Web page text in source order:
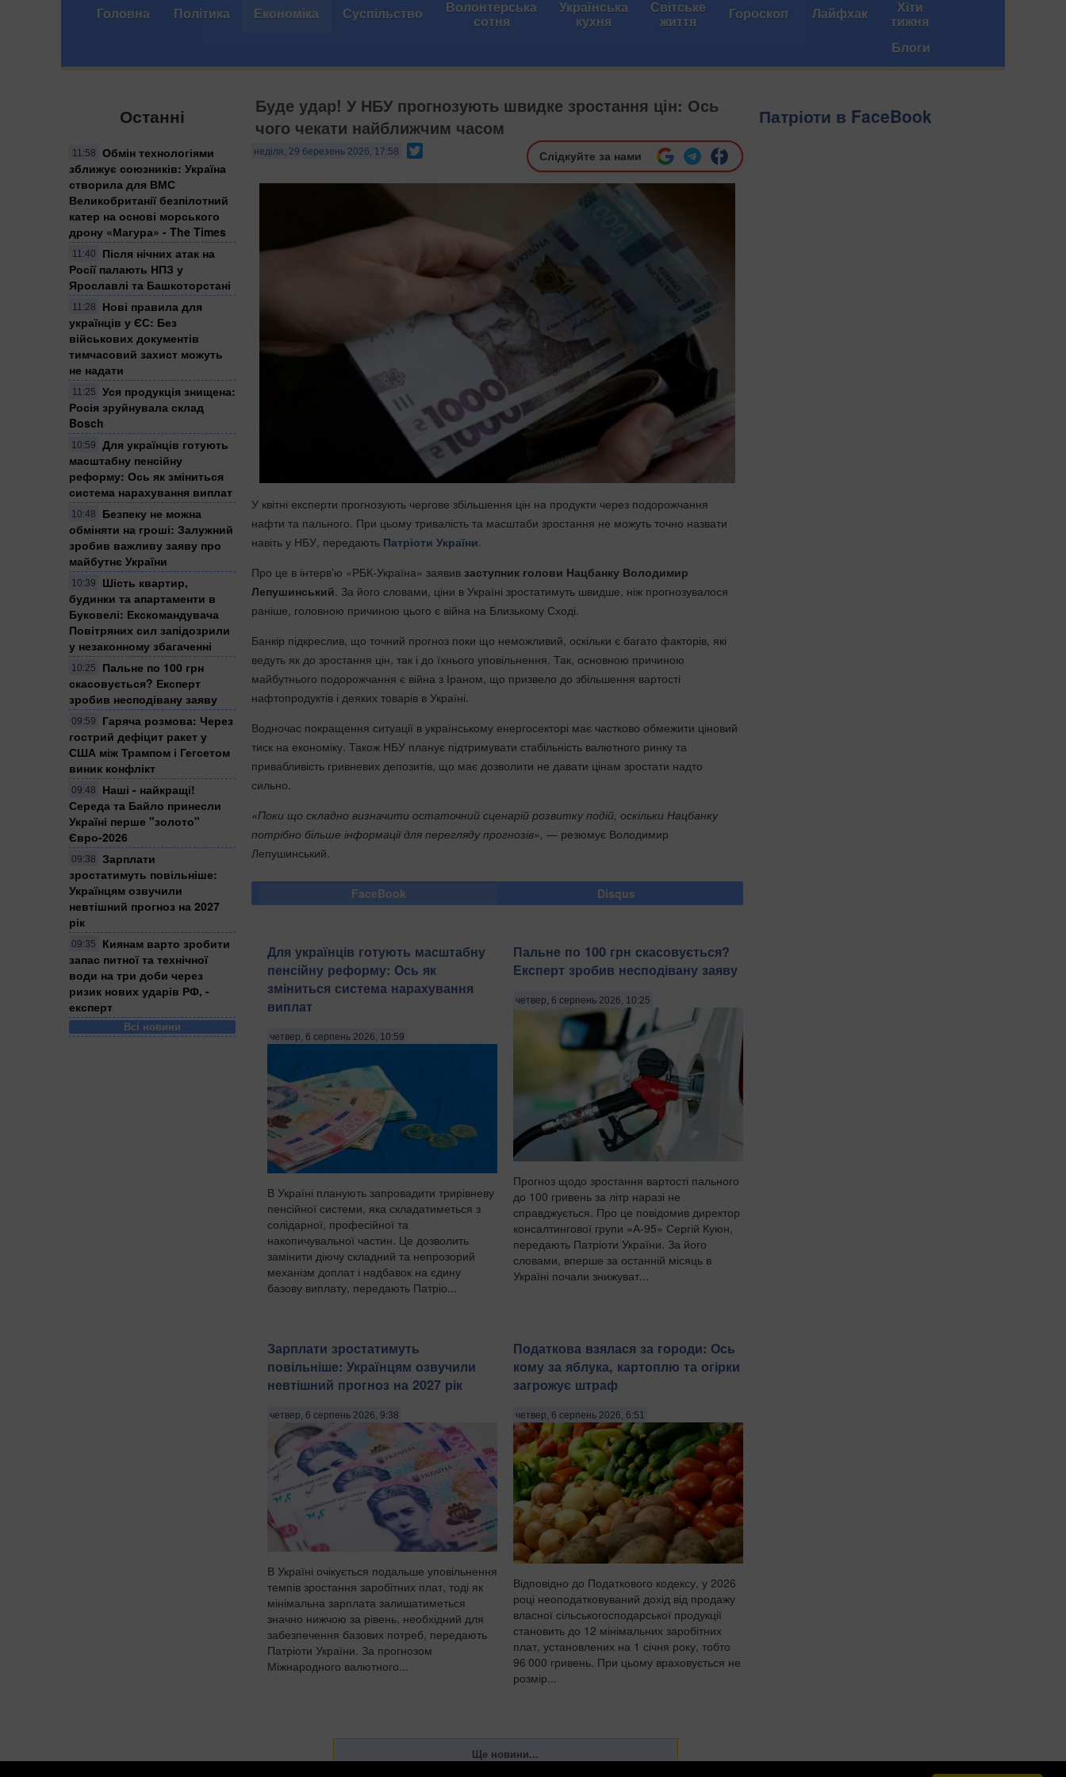
Головна Політика Економіка Суспільство Волонтерська
сотня
Українська
кухня
Світське
життя Гороскоп Лайфхак Хіти
тижня
Блоги
Останні
11:58
Обмін технологіями
зближує союзників: Україна
створила для ВМС
Великобританії безпілотний
катер на основі морського
дрону «Магура» - The Times
11:40
Після нічних атак на
Росії палають НПЗ у
Ярославлі та Башкоторстані
11:28
Нові правила для
українців у ЄС: Без
військових документів
тимчасовий захист можуть
не надати
11:25
Уся продукція знищена:
Росія зруйнувала склад
Bosch
10:59
Для українців готують
масштабну пенсійну
реформу: Ось як зміниться
система нарахування виплат
10:48
Безпеку не можна
обміняти на гроші: Залужний
зробив важливу заяву про
майбутнє України
10:39
Шість квартир,
будинки та апартаменти в
Буковелі: Екскомандувача
Повітряних сил запідозрили
у незаконному збагаченні
10:25
Пальне по 100 грн
скасовується? Експерт
зробив несподівану заяву
09:59
Гаряча розмова: Через
гострий дефіцит ракет у
США між Трампом і Гегсетом
виник конфлікт
09:48
Наші - найкращі!
Середа та Байло принесли
Україні перше "золото"
Євро-2026
09:38
Зарплати
зростатимуть повільніше:
Українцям озвучили
невтішний прогноз на 2027
рік
09:35
Киянам варто зробити
запас питної та технічної
води на три доби через
ризик нових ударів РФ, -
експерт
Всі новини
Буде удар! У НБУ прогнозують швидке зростання цін: Ось
чого чекати найближчим часом
неділя, 29 березень 2026, 17:58 Слідкуйте за нами
У квітні експерти прогнозують чергове збільшення цін на продукти через подорожчання
нафти та пального. При цьому тривалість та масштаби зростання не можуть точно назвати
навіть у НБУ, передають Патріоти України.
Про це в інтерв'ю «РБК-Україна» заявив заступник голови Нацбанку Володимир
Лепушинський. За його словами, ціни в Україні зростатимуть швидше, ніж прогнозувалося
раніше, головною причиною цього є війна на Близькому Сході.
Банкір підкреслив, що точний прогноз поки що неможливий, оскільки є багато факторів, які
ведуть як до зростання цін, так і до їхнього уповільнення. Так, основною причиною
майбутнього подорожчання є війна з Іраном, що призвело до збільшення вартості
нафтопродуктів і деяких товарів в Україні.
Водночас покращення ситуації в українському енергосекторі має частково обмежити ціновий
тиск на економіку. Також НБУ планує підтримувати стабільність валютного ринку та
привабливість гривневих депозитів, що має дозволити не давати цінам зростати надто
сильно.
«Поки що складно визначити остаточний сценарій розвитку подій, оскільки Нацбанку
потрібно більше інформації для перегляду прогнозів», — резюмує Володимир
Лепушинський.
FaceBook Disqus
Для українців готують масштабну
пенсійну реформу: Ось як
зміниться система нарахування
виплат
четвер, 6 серпень 2026, 10:59
В Україні планують запровадити трирівневу
пенсійної системи, яка складатиметься з
солідарної, професійної та
накопичувальної частин. Це дозволить
замінити діючу складний та непрозорий
механізм доплат і надбавок на єдину
базову виплату, передають Патріо...
Пальне по 100 грн скасовується?
Експерт зробив несподівану заяву
четвер, 6 серпень 2026, 10:25
Прогноз щодо зростання вартості пального
до 100 гривень за літр наразі не
справджується. Про це повідомив директор
консалтингової групи «А-95» Сергій Куюн,
передають Патріоти України. За його
словами, вперше за останній місяць в
Україні почали знижуват...
Зарплати зростатимуть
повільніше: Українцям озвучили
невтішний прогноз на 2027 рік
четвер, 6 серпень 2026, 9:38
В Україні очікується подальше уповільнення
темпів зростання заробітних плат, тоді як
мінімальна зарплата залишатиметься
значно нижчою за рівень, необхідний для
забезпечення базових потреб, передають
Патріоти України. За прогнозом
Міжнародного валютного...
Податкова взялася за городи: Ось
кому за яблука, картоплю та огірки
загрожує штраф
четвер, 6 серпень 2026, 6:51
Відповідно до Податкового кодексу, у 2026
році неоподатковуваний дохід від продажу
власної сільськогосподарської продукції
становить до 12 мінімальних заробітних
плат, установлених на 1 січня року, тобто
96 000 гривень. При цьому враховується не
розмір...
Патріоти в FaceBook